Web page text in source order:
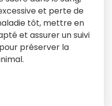
et perte de
tôt, mettre en
et assurer un suivi
préserver la